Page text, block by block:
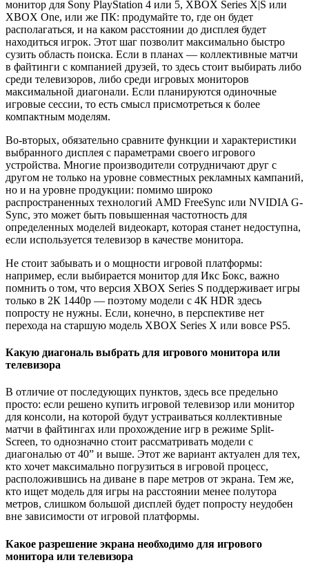
монитор для Sony PlayStation 4 или 5, XBOX Series X|S или
XBOX One, или же ПК: продумайте то, где он будет
располагаться, и на каком расстоянии до дисплея будет
находиться игрок. Этот шаг позволит максимально быстро
сузить область поиска. Если в планах — коллективные матчи
в файтинги с компанией друзей, то здесь стоит выбирать либо
среди телевизоров, либо среди игровых мониторов
максимальной диагонали. Если планируются одиночные
игровые сессии, то есть смысл присмотреться к более
компактным моделям.
Во-вторых, обязательно сравните функции и характеристики
выбранного дисплея с параметрами своего игрового
устройства. Многие производители сотрудничают друг с
другом не только на уровне совместных рекламных кампаний,
но и на уровне продукции: помимо широко
распространенных технологий AMD FreeSync или NVIDIA G-
Sync, это может быть повышенная частотность для
определенных моделей видеокарт, которая станет недоступна,
если используется телевизор в качестве монитора.
Не стоит забывать и о мощности игровой платформы:
например, если выбирается монитор для Икс Бокс, важно
помнить о том, что версия XBOX Series S поддерживает игры
только в 2К 1440p — поэтому модели с 4К HDR здесь
попросту не нужны. Если, конечно, в перспективе нет
перехода на старшую модель XBOX Series Х или вовсе PS5.
Какую диагональ выбрать для игрового монитора или
телевизора
В отличие от последующих пунктов, здесь все предельно
просто: если решено купить игровой телевизор или монитор
для консоли, на которой будут устраиваться коллективные
матчи в файтингах или прохождение игр в режиме Split-
Screen, то однозначно стоит рассматривать модели с
диагональю от 40” и выше. Этот же вариант актуален для тех,
кто хочет максимально погрузиться в игровой процесс,
расположившись на диване в паре метров от экрана. Тем же,
кто ищет модель для игры на расстоянии менее полутора
метров, слишком большой дисплей будет попросту неудобен
вне зависимости от игровой платформы.
Какое разрешение экрана необходимо для игрового
монитора или телевизора